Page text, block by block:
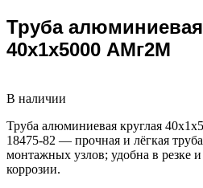
Труба алюминиевая
40х1х5000 АМг2М
В наличии
Труба алюминиевая круглая
18475-82 — прочная и лёгкая
монтажных узлов; удобна в резке
коррозии.